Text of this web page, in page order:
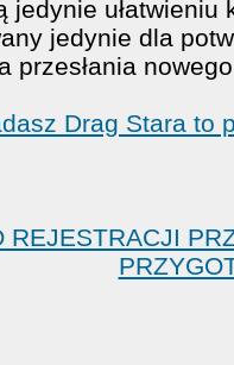
jedynie
jedynie dla
przesłania
Drag Stara to
REJESTRACJI